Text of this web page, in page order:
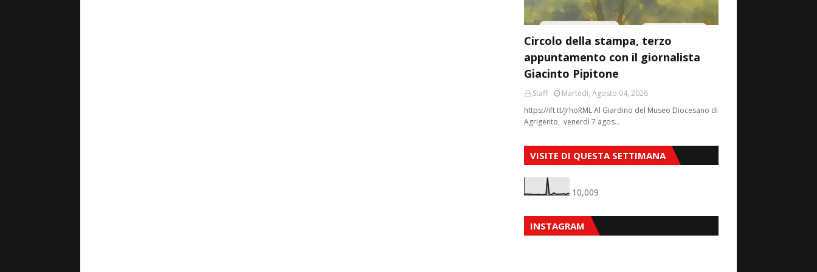
Circolo della stampa, terzo
appuntamento con il giornalista
Giacinto Pipitone
Staff
Martedì, Agosto 04, 2026
https://ift.tt/JrhoRML Al Giardino del Museo Diocesano di
Agrigento, venerdì 7 agos…
VISITE DI QUESTA SETTIMANA
10,009
INSTAGRAM